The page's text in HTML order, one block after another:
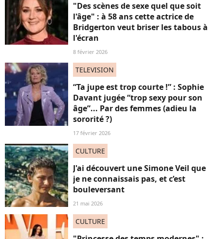
"Des scènes de sexe quel que soit
l'âge" : à 58 ans cette actrice de
Bridgerton veut briser les tabous à
l'écran
8 février 2026
TELEVISION
“Ta jupe est trop courte !” : Sophie
Davant jugée “trop sexy pour son
âge”... Par des femmes (adieu la
sororité ?)
17 février 2026
CULTURE
J'ai découvert une Simone Veil que
je ne connaissais pas, et c’est
bouleversant
21 mai 2026
CULTURE